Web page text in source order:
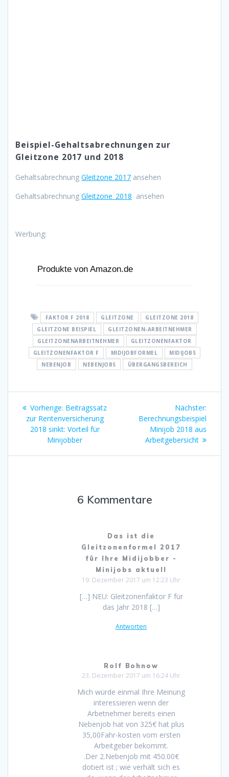
Beispiel-Gehaltsabrechnungen zur
Gleitzone 2017 und 2018
Gehaltsabrechnung Gleitzone 2017 ansehen
Gehaltsabrechnung Gleitzone_2018 ansehen
Werbung:
Produkte von Amazon.de
FAKTOR F 2018 GLEITZONE
GLEITZONE 2018
GLEITZONE BEISPIEL
GLEITZONEN-ARBEITNEHMER
GLEITZONENARBEITNEHMER
GLEITZONENFAKTOR
GLEITZONENFAKTOR F
MIDIJOBFORMEL
MIDIJOBS
NEBENJOB
NEBENJOBS ÜBERGANGSBEREICH
Beitragsnavigation
Vorherige: Vorheriger
Beitrag:
Beitragssatz
zur Rentenversicherung
2018 sinkt: Vorteil für
Minijobber
Nächster:
Berechnungsbeispiel
Minijob 2018 aus
Arbeitgebersicht
6 Kommentare
Das ist die
Gleitzonenformel 2017
für Ihre Midijobber -
Minijobs aktuell
19. Dezember 2017 um 12:23 Uhr
[…] NEU: Gleitzonenfaktor F für
das Jahr 2018 […]
Antworten
Rolf Bohnow
23. Dezember 2017 um 16:24 Uhr
Mich würde einmal Ihre Meinung
interessieren wenn der
Arbetnehmer bereits einen
Nebenjob hat von 325€ hat plus
35,00Fahr-kosten vom ersten
Arbeitgeber bekommt.
.Der 2.Nebenjob mit 450.00€
dotiert ist ; wie verhält sich es